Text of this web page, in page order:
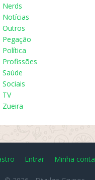
Nerds
Notícias
Outros
Pegação
Política
Profissões
TV
Zueira
Entrar Minha conta